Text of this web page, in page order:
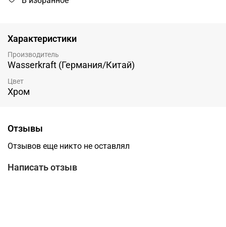
Характеристики
Производитель
Wasserkraft (Германия/Китай)
Цвет
Хром
Отзывы
Отзывов еще никто не оставлял
Написать отзыв